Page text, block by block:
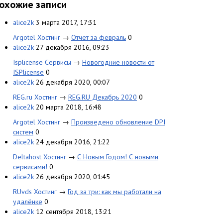
записи
alice2k 3 марта 2017, 17:31
Argotel Хостинг → Отчет за февраль 0
alice2k 27 декабря 2016, 09:23
Isplicense Сервисы → Новогодние новости от
ISPlicense 0
alice2k 26 декабря 2020, 00:07
REG.ru Хостинг → REG.RU Декабрь 2020 0
alice2k 20 марта 2018, 16:48
Argotel Хостинг → Произведено обновление DPI
систем 0
alice2k 24 декабря 2016, 21:22
Deltahost Хостинг → С Новым Годом! С новыми
сервисами! 0
alice2k 26 декабря 2020, 01:45
RUvds Хостинг → Год за три: как мы работали на
удалёнке 0
alice2k 12 сентября 2018, 13:21